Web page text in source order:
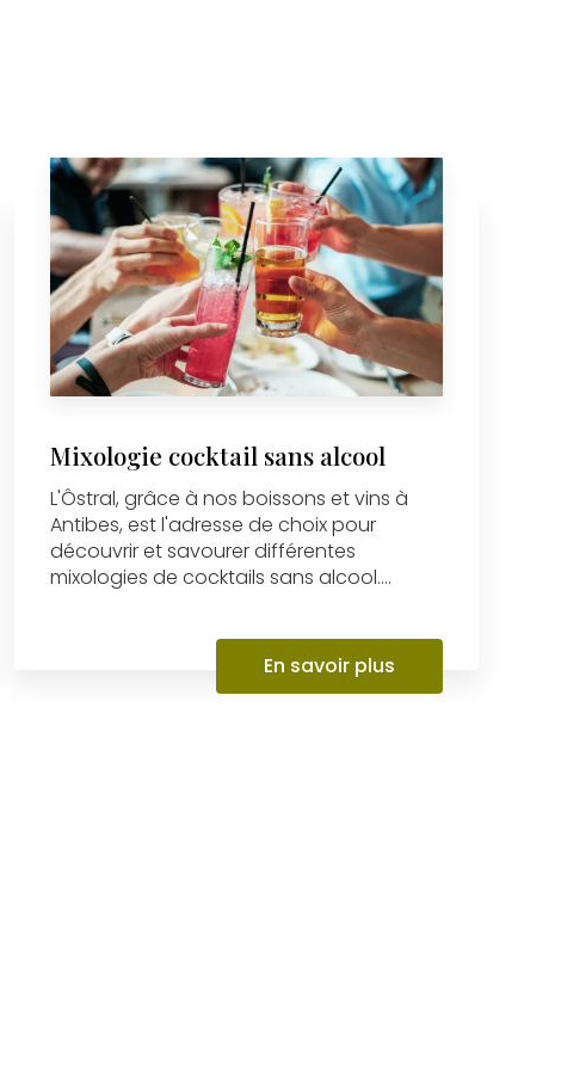
Mixologie cocktail sans alcool
L'Ôstral, grâce à nos boissons et vins à
Antibes, est l'adresse de choix pour
découvrir et savourer différentes
mixologies de cocktails sans alcool....
En savoir plus